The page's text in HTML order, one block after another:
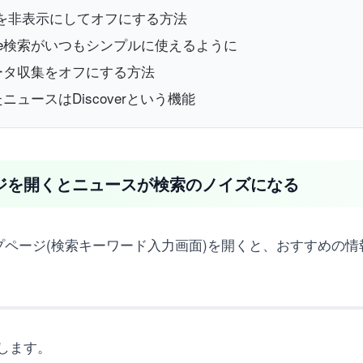
非表示にしてオフにする方法
索がいつもシンプルに使えるように
収集をオフにする方法
ュースはDiscoverという機能
開くとニュースが検索のノイズになる
ージ(検索キーワード入力画面)を開くと、おすすめの
す。